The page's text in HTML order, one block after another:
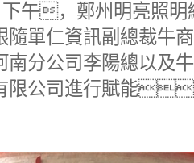
午，鄭州明亮照明
隨單仁資訊副總裁牛
分公司李陽總以及
限公司進行賦能